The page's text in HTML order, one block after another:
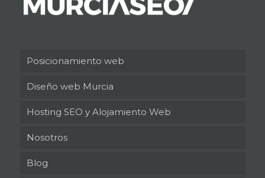
Posicionamiento web
Diseño web Murcia
Hosting SEO y Alojamiento Web
Nosotros
Blog